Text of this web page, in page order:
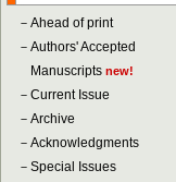
－ Ahead of print
－ Authors' Accepted
Manuscripts new!
－ Current Issue
－ Archive
－ Acknowledgments
－ Special Issues